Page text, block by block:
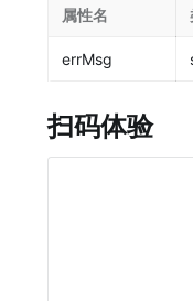
属性名
errMsg
扫码体验